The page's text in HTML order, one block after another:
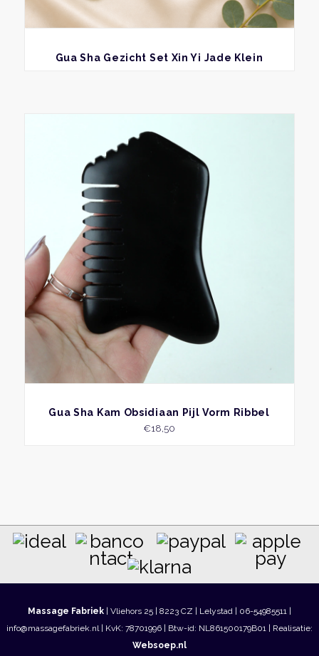
BEKIJK
Gua Sha Gezicht Set Xin Yi Jade Klein
BEKIJK
Gua Sha Kam Obsidiaan Pijl Vorm Ribbel
€18,50
Massage Fabriek | Vliehors 25 | 8223 CZ | Lelystad | 06-54985511 |
info@massagefabriek.nl | KvK: 78701996 | Btw-id: NL861500179B01 | Realisatie:
Websoep.nl